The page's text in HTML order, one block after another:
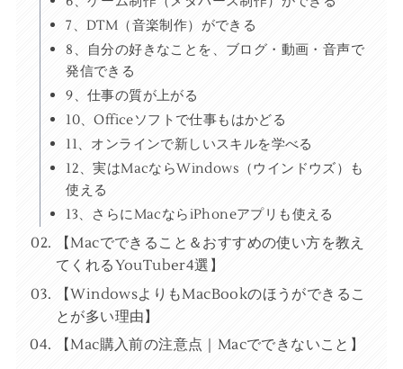
7、DTM（音楽制作）ができる
8、自分の好きなことを、ブログ・動画・音声で
発信できる
9、仕事の質が上がる
10、Officeソフトで仕事もはかどる
11、オンラインで新しいスキルを学べる
12、実はMacならWindows（ウインドウズ）も
使える
13、さらにMacならiPhoneアプリも使える
【Macでできること＆おすすめの使い方を教え
てくれるYouTuber4選】
【WindowsよりもMacBookのほうができるこ
とが多い理由】
【Mac購入前の注意点｜Macでできないこと】